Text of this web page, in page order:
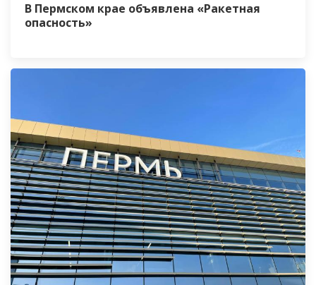
В Пермском крае объявлена «Ракетная
опасность»